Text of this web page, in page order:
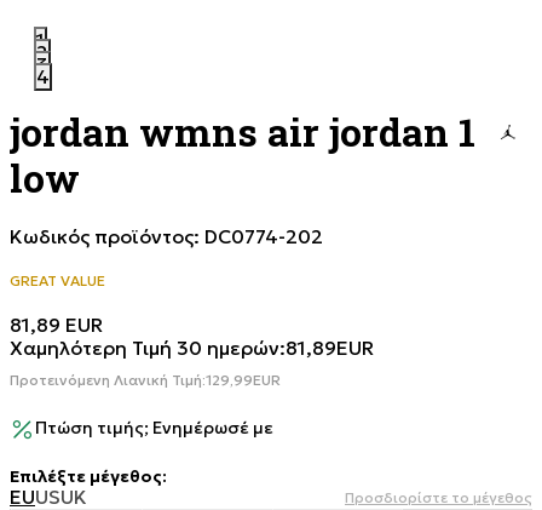
1
2
3
4
jordan wmns air jordan 1
low
Κωδικός προϊόντος: DC0774-202
GREAT VALUE
81,89 EUR
Χαμηλότερη Τιμή 30 ημερών:81,89EUR
Προτεινόμενη Λιανική Τιμή:129,99EUR
Πτώση τιμής; Ενημέρωσέ με
Επιλέξτε μέγεθος:
EUUSUK Προσδιορίστε το μέγεθος